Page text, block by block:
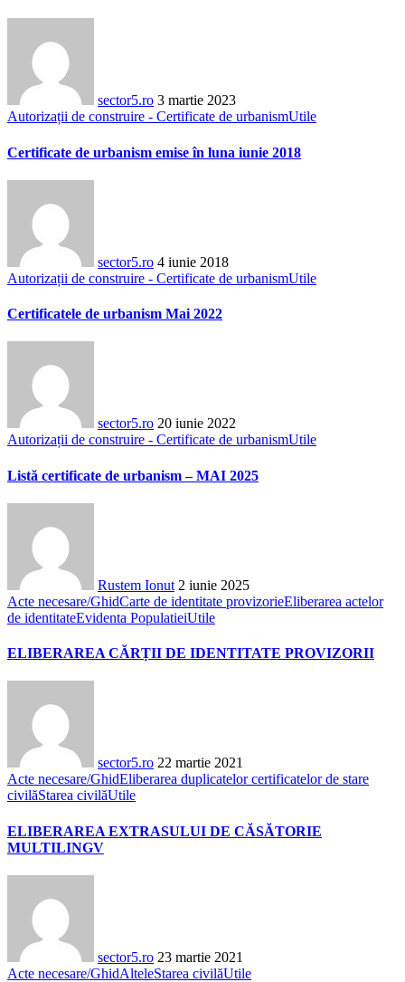
sector5.ro 3 martie 2023
Autorizații de construire - Certificate de urbanismUtile
Certificate de urbanism emise în luna iunie 2018
sector5.ro 4 iunie 2018
Autorizații de construire - Certificate de urbanismUtile
Certificatele de urbanism Mai 2022
sector5.ro 20 iunie 2022
Autorizații de construire - Certificate de urbanismUtile
Listă certificate de urbanism – MAI 2025
Rustem Ionut 2 iunie 2025
Acte necesare/GhidCarte de identitate provizorieEliberarea actelor
de identitateEvidenta PopulatieiUtile
ELIBERAREA CĂRȚII DE IDENTITATE PROVIZORII
sector5.ro 22 martie 2021
Acte necesare/GhidEliberarea duplicatelor certificatelor de stare
civilăStarea civilăUtile
ELIBERAREA EXTRASULUI DE CĂSĂTORIE
MULTILINGV
sector5.ro 23 martie 2021
Acte necesare/GhidAlteleStarea civilăUtile